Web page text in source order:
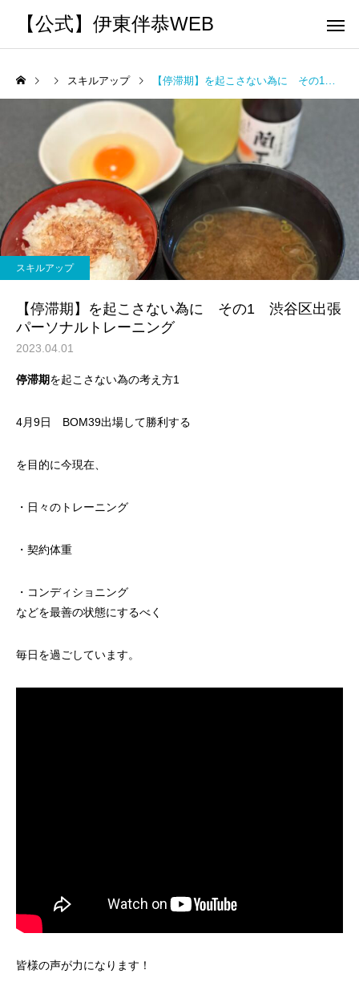
【公式】伊東伴恭WEB
トレーナーとして 個別トレー
出張 講演 セミナー 運動・体操
パーソナルトレーニ
ング
キックボクシングで本当に
痩せますか？｜元日本王者
で答えます
パーソナルトレーニ
ング
パーソナルトレーナー
び方｜失敗しない7つの
解説
スキルアップ 【停滞期】を起こさない為に その1 渋谷区出張パーソナルトレーニング
スキルアップ
【停滞期】を起こさない為に その1 渋谷区出張
パーソナルトレーニング
2023.04.01
停滞期を起こさない為の考え方1
4月9日 BOM39出場して勝利する
を目的に今現在、
・日々のトレーニング
・契約体重
・コンディショニング
などを最善の状態にするべく
毎日を過ごしています。
皆様の声が力になります！